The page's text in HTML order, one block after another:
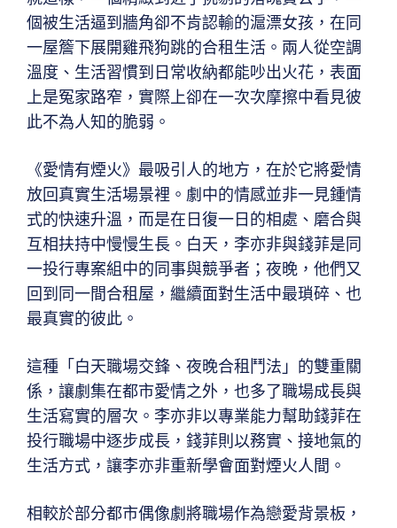
個被生活逼到牆角卻不肯認輸的滬漂女孩，在同
一屋簷下展開雞飛狗跳的合租生活。兩人從空調
溫度、生活習慣到日常收納都能吵出火花，表面
上是冤家路窄，實際上卻在一次次摩擦中看見彼
此不為人知的脆弱。
《愛情有煙火》最吸引人的地方，在於它將愛情
放回真實生活場景裡。劇中的情感並非一見鍾情
式的快速升溫，而是在日復一日的相處、磨合與
互相扶持中慢慢生長。白天，李亦非與錢菲是同
一投行專案組中的同事與競爭者；夜晚，他們又
回到同一間合租屋，繼續面對生活中最瑣碎、也
最真實的彼此。
這種「白天職場交鋒、夜晚合租鬥法」的雙重關
係，讓劇集在都市愛情之外，也多了職場成長與
生活寫實的層次。李亦非以專業能力幫助錢菲在
投行職場中逐步成長，錢菲則以務實、接地氣的
生活方式，讓李亦非重新學會面對煙火人間。
相較於部分都市偶像劇將職場作為戀愛背景板，